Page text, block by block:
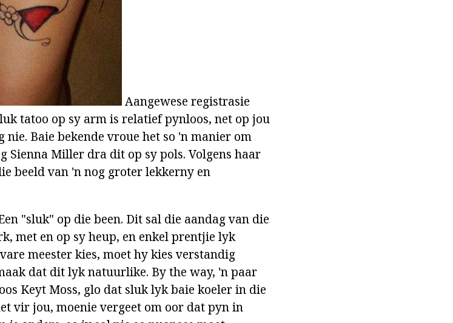
Aangewese registrasie
tatoo op sy arm is relatief pynloos, net op jou
Baie bekende vroue het so 'n manier om
Sienna Miller dra dit op sy pols. Volgens haar
beeld van 'n nog groter lekkerny en
"sluk" op die been. Dit sal die aandag van die
met en op sy heup, en enkel prentjie lyk
meester kies, moet hy kies verstandig
dat dit lyk natuurlike. By the way, 'n paar
Keyt Moss, glo dat sluk lyk baie koeler in die
vir jou, moenie vergeet om oor dat pyn in